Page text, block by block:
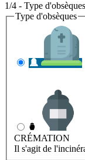
1/4 - Type
Type d'obsèques
CRÉMATION
Il s'agit de